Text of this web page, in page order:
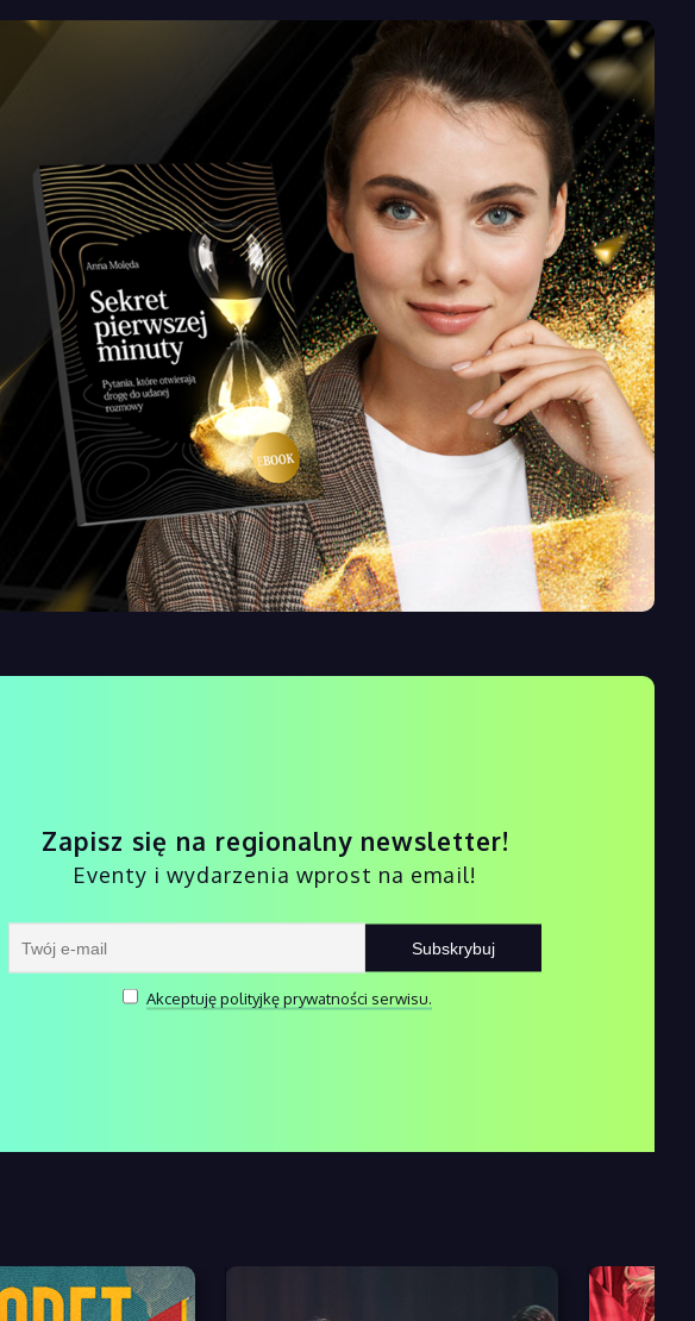
Zapisz się na regionalny newsletter!
Eventy i wydarzenia wprost na email!
Akceptuję polityjkę prywatności serwisu.